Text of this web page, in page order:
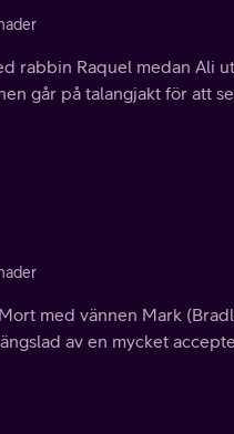
rabbin Raquel medan Ali
går på talangjakt för att
med vännen Mark
av en mycket